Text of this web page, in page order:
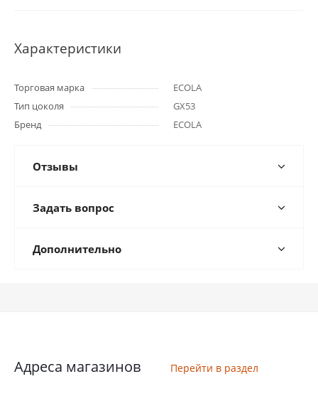
Характеристики
Торговая марка
ECOLA
Тип цоколя
GX53
Бренд
ECOLA
Отзывы
Задать вопрос
Дополнительно
Адреса магазинов Перейти в раздел